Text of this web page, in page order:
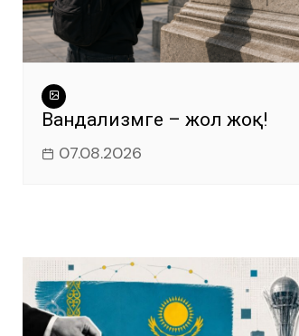
Вандализмге – жол жоқ!
07.08.2026